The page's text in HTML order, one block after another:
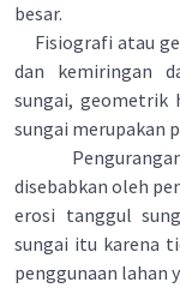
besar.
Fisiografi atau
dan kemiringan
sungai, geometrik
sungai merupakan
Pengurangan
disebabkan oleh
erosi tanggul
sungai itu karena
penggunaan lahan